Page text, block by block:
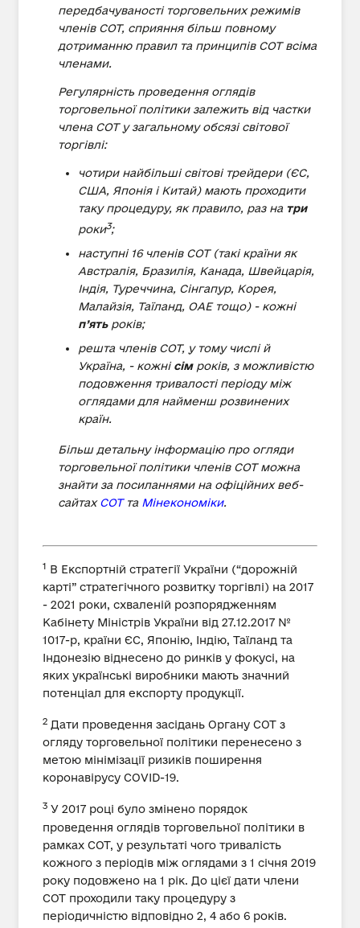
передбачуваності торговельних режимів
членів СОТ, сприяння більш повному
дотриманню правил та принципів СОТ всіма
членами.
Регулярність проведення оглядів
торговельної політики залежить від частки
члена СОТ у загальному обсязі світової
торгівлі:
чотири найбільші світові трейдери (ЄС,
США, Японія і Китай) мають проходити
таку процедуру, як правило, раз на три
роки3;
наступні 16 членів СОТ (такі країни як
Австралія, Бразилія, Канада, Швейцарія,
Індія, Туреччина, Сінгапур, Корея,
Малайзія, Таїланд, ОАЕ тощо) - кожні
п’ятьроків;
решта членів СОТ, у тому числі й
Україна, - кожнісімроків, з можливістю
подовження тривалості періоду між
оглядами для найменш розвинених
країн.
Більш детальну інформацію про огляди
торговельної політики членів СОТ можна
знайти за посиланнями на офіційних веб-
сайтахСОТ та Мінекономіки.
1 В Експортній стратегії України (“дорожній
карті” стратегічного розвитку торгівлі) на 2017
- 2021 роки, схваленій розпорядженням
Кабінету Міністрів України від 27.12.2017 №
1017-р, країни ЄС, Японію, Індію, Таїланд та
Індонезію віднесено до ринків у фокусі, на
яких українські виробники мають значний
потенціал для експорту продукції.
2 Дати проведення засідань Органу СОТ з
огляду торговельної політики перенесено з
метою мінімізації ризиків поширення
коронавірусу COVID-19.
3 У 2017 році було змінено порядок
проведення оглядів торговельної політики в
рамках СОТ, у результаті чого тривалість
кожного з періодів між оглядами з 1 січня 2019
року подовжено на 1 рік. До цієї дати члени
СОТ проходили таку процедуру з
періодичністю відповідно 2, 4 або 6 років.